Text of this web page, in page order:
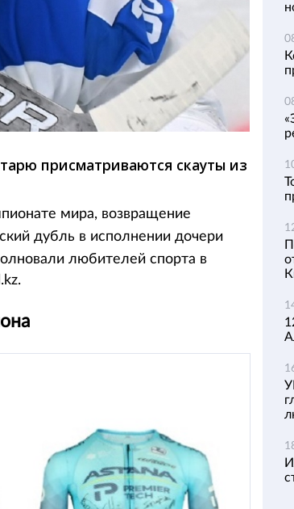
присматриваются скауты из
мира, возвращение
дубль в исполнении дочери
любителей спорта в